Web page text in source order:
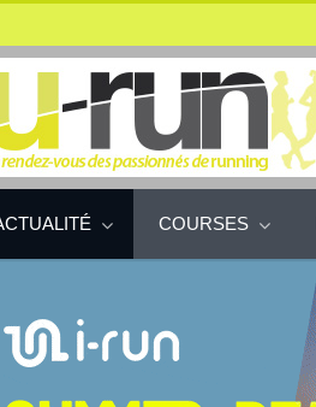
COURSES